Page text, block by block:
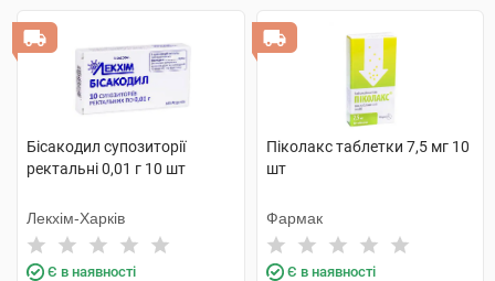
Бісакодил супозиторії
ректальні 0,01 г 10 шт
Лекхім-Харків
Є в наявності
Піколакс таблетки 7,5 мг 10
шт
Фармак
Є в наявності